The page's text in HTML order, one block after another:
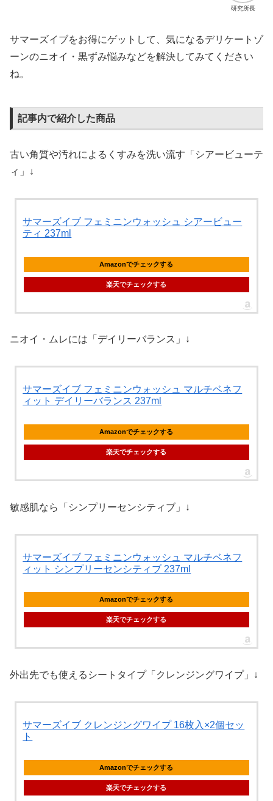
研究所長
サマーズイブをお得にゲットして、気になるデリケートゾ
ーンのニオイ・黒ずみ悩みなどを解決してみてください
ね。
記事内で紹介した商品
古い角質や汚れによるくすみを洗い流す「シアービューテ
ィ」↓
サマーズイブ フェミニンウォッシュ シアービュー
ティ 237ml
Amazonでチェックする
楽天でチェックする
ニオイ・ムレには「デイリーバランス」↓
サマーズイブ フェミニンウォッシュ マルチベネフ
ィット デイリーバランス 237ml
Amazonでチェックする
楽天でチェックする
敏感肌なら「シンプリーセンシティブ」↓
サマーズイブ フェミニンウォッシュ マルチベネフ
ィット シンプリーセンシティブ 237ml
Amazonでチェックする
楽天でチェックする
外出先でも使えるシートタイプ「クレンジングワイプ」↓
サマーズイブ クレンジングワイプ 16枚入×2個セッ
ト
Amazonでチェックする
楽天でチェックする